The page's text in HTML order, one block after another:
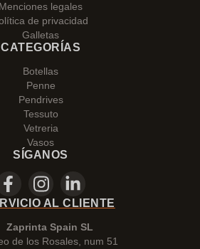
Menciones legales
de privacidad
Galletas
CATEGORÍAS
Botellas
Penne
Pendrives
Tessuto
Vetreria
Vasos
SÍGANOS
AL CLIENTE
Zaprinta Spain SL
de los Rosales, num 51